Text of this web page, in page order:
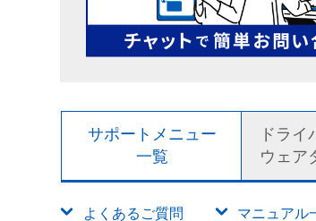
サポートメニュー
一覧
ドライ
ウェア
よくあるご質問 マニュアル